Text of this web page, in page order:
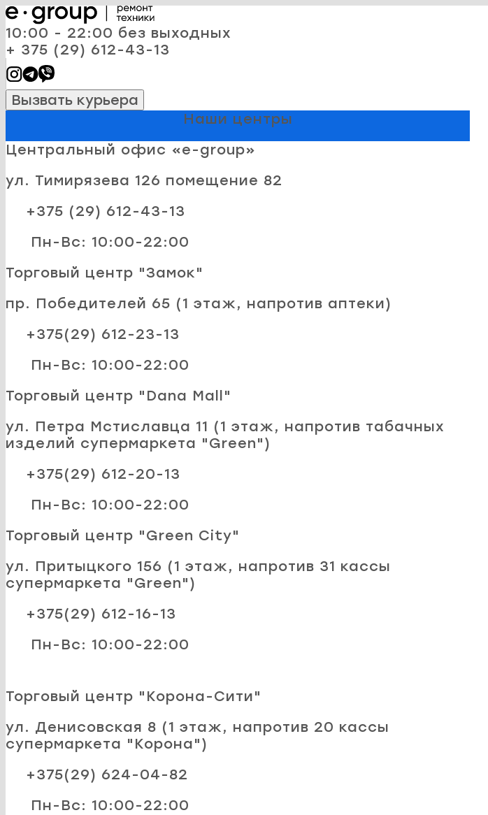
10:00 - 22:00 без выходных
+ 375 (29) 612-43-13
Вызвать курьера
Наши центры
Центральный офис «e-group»
ул. Тимирязева 126 помещение 82
+375 (29) 612-43-13
Пн-Вс: 10:00-22:00
Торговый центр "Замок"
пр. Победителей 65 (1 этаж, напротив аптеки)
+375(29) 612-23-13
Пн-Вс: 10:00-22:00
Торговый центр "Dana Mall"
ул. Петра Мстиславца 11 (1 этаж, напротив табачных
изделий супермаркета "Green")
+375(29) 612-20-13
Пн-Вс: 10:00-22:00
Торговый центр "Green City"
ул. Притыцкого 156 (1 этаж, напротив 31 кассы
супермаркета "Green")
+375(29) 612-16-13
Пн-Вс: 10:00-22:00
Торговый центр "Корона-Сити"
ул. Денисовская 8 (1 этаж, напротив 20 кассы
супермаркета "Корона")
+375(29) 624-04-82
Пн-Вс: 10:00-22:00